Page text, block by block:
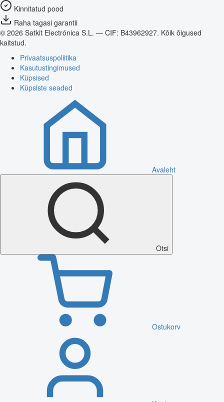
Kinnitatud pood
Raha tagasi garantii
© 2026 Satkit Electrónica S.L. — CIF: B43962927. Kõik õigused
kaitstud.
Privaatsuspoliitika
Kasutustingimused
Küpsised
Küpsiste seaded
Avaleht
Otsi
Ostukorv